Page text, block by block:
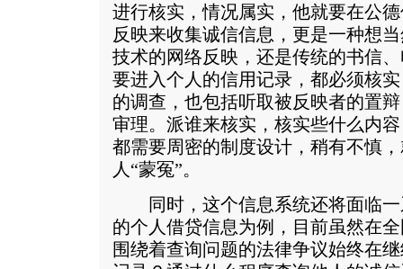
进行核实，情况属实，他就要在公
反映来收集诚信信息，更是一种想
技术的网络反映，还是传统的书信
要进入个人的信用记录，都必须核
的调查，也包括听取被反映者的置
审理。派谁来核实，核实些什么内
都需要周密的制度设计，稍有不慎
人“蒙冤”。
同时，这个信息系统还将面临一
的个人借贷信息为例，目前虽然在
围绕着查询问题的法律争议始终在